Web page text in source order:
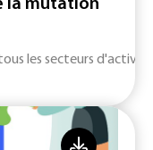
la mutation
les secteurs